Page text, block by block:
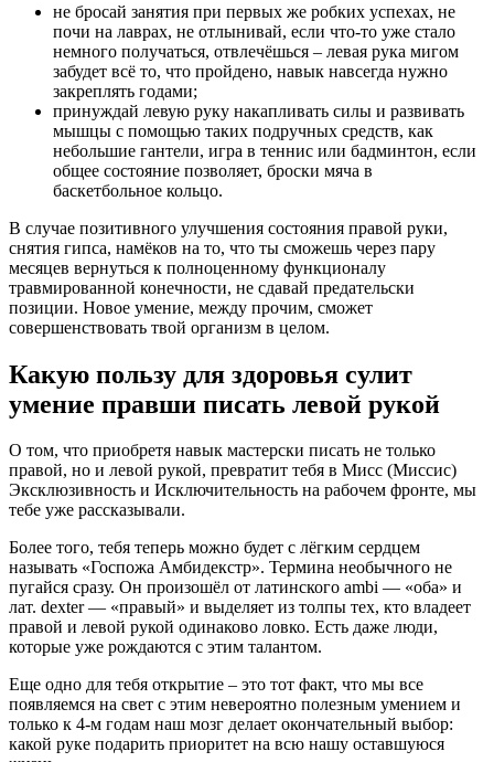
не бросай занятия при первых же робких успехах, не
почи на лаврах, не отлынивай, если что-то уже стало
немного получаться, отвлечёшься – левая рука мигом
забудет всё то, что пройдено, навык навсегда нужно
закреплять годами;
принуждай левую руку накапливать силы и развивать
мышцы с помощью таких подручных средств, как
небольшие гантели, игра в теннис или бадминтон, если
общее состояние позволяет, броски мяча в
баскетбольное кольцо.
В случае позитивного улучшения состояния правой руки,
снятия гипса, намёков на то, что ты сможешь через пару
месяцев вернуться к полноценному функционалу
травмированной конечности, не сдавай предательски
позиции. Новое умение, между прочим, сможет
совершенствовать твой организм в целом.
Какую пользу для здоровья сулит
умение правши писать левой рукой
О том, что приобретя навык мастерски писать не только
правой, но и левой рукой, превратит тебя в Мисс (Миссис)
Эксклюзивность и Исключительность на рабочем фронте, мы
тебе уже рассказывали.
Более того, тебя теперь можно будет с лёгким сердцем
называть «Госпожа Амбидекстр». Термина необычного не
пугайся сразу. Он произошёл от латинского ambi — «оба» и
лат. dexter — «правый» и выделяет из толпы тех, кто владеет
правой и левой рукой одинаково ловко. Есть даже люди,
которые уже рождаются с этим талантом.
Еще одно для тебя открытие – это тот факт, что мы все
появляемся на свет с этим невероятно полезным умением и
только к 4-м годам наш мозг делает окончательный выбор:
какой руке подарить приоритет на всю нашу оставшуюся